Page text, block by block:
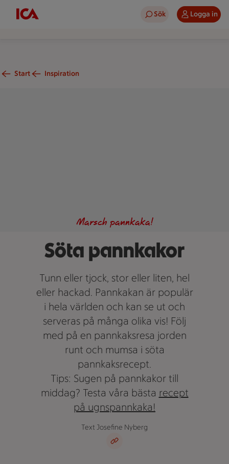
Sök Logga in
Start Inspiration
Söta pannkakor
Marsch pannkaka!
Tunn eller tjock, stor eller liten, hel
eller hackad. Pannkakan är populär
i hela världen och kan se ut och
serveras på många olika vis! Följ
med på en pannkaksresa jorden
runt och mumsa i söta
pannkaksrecept.
Tips: Sugen på pannkakor till
middag? Testa våra bästa recept
på ugnspannkaka!
Text Josefine Nyberg